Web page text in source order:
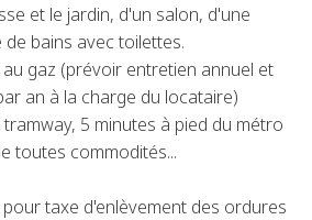
et le jardin, d'un salon, d'une
bains avec toilettes.
gaz (prévoir entretien annuel et
an à la charge du locataire)
5 minutes à pied du métro
toutes commodités...
taxe d'enlèvement des ordures